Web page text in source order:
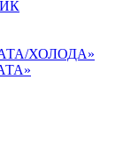
ХОЛОДА»